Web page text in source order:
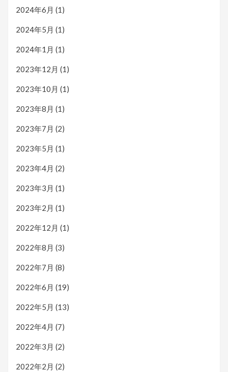
2024年6月 (1)
2024年5月 (1)
2024年1月 (1)
2023年12月 (1)
2023年10月 (1)
2023年8月 (1)
2023年7月 (2)
2023年5月 (1)
2023年4月 (2)
2023年3月 (1)
2023年2月 (1)
2022年12月 (1)
2022年8月 (3)
2022年7月 (8)
2022年6月 (19)
2022年5月 (13)
2022年4月 (7)
2022年3月 (2)
2022年2月 (2)